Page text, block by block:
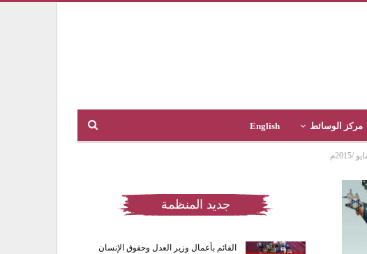
مركز الوسائط English
جديد المنظمة
القائم بأعمال وزير العدل وحقوق الإنسان